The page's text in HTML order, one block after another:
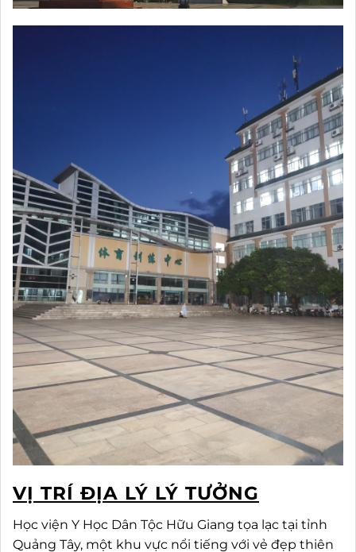
VỊ TRÍ ĐỊA LÝ LÝ TƯỞNG
Học viện Y Học Dân Tộc Hữu Giang tọa lạc tại tỉnh
Quảng Tây, một khu vực nổi tiếng với vẻ đẹp thiên